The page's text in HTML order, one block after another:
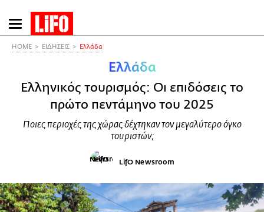
Παράκαμψη
προς
HOME ΕΙΔΗΣΕΙΣ Ελλάδα
Ελλάδα
Ελληνικός τουρισμός: Οι επιδόσεις το
πρώτο πεντάμηνο του 2025
Ποιες περιοχές της χώρας δέχτηκαν τον μεγαλύτερο όγκο
τουριστών;
LifO Newsroom